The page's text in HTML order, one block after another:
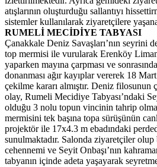
atışlarının oluşturduğu sallantıyı
sistemler kullanılarak ziyaretçilere
RUMELİ MECİDİYE TABYASI
Çanakkale Deniz Savaşları’nın seyrini
top mermisi ile vurularak Erenköy
yaparken mayına çarpması ve
donanması ağır kayıplar vererek 18
çekilme kararı almıştır. Deniz
olay, Rumeli Mecidiye Tabyası’ndaki
olduğu 3 nolu topun vincinin tahrip
mermisini tek başına topa sürüşünün
projektör ile 17x4.3 m ebadındaki
sunulmaktadır. Salonda ziyaretçiler
cehennemi ve Seyit Onbaşı’nın
tabyanın içinde adeta yaşayarak